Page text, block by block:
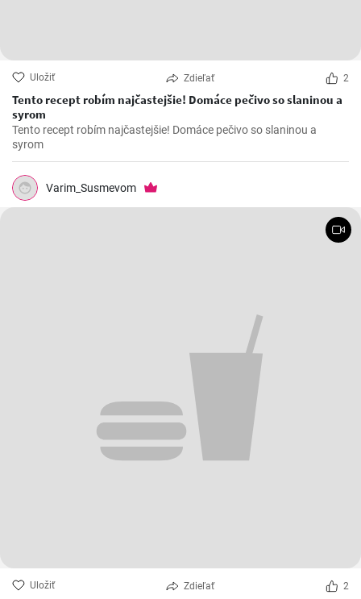
Uložiť Zdieľať 2
Tento recept robím najčastejšie! Domáce pečivo so slaninou a
syrom
Tento recept robím najčastejšie! Domáce pečivo so slaninou a
syrom
Varim_Susmevom
Uložiť Zdieľať 2